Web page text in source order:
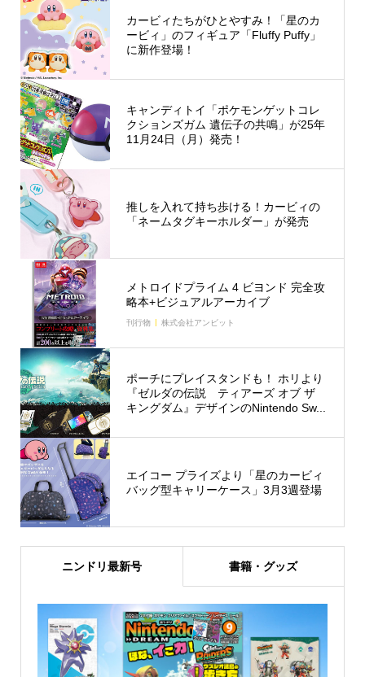
カービィたちがひとやすみ！「星のカ
ービィ」のフィギュア「Fluffy Puffy」
に新作登場！
キャンディトイ「ポケモンゲットコレ
クションズガム 遺伝子の共鳴」が25年
11月24日（月）発売！
推しを入れて持ち歩ける！カービィの
「ネームタグキーホルダー」が発売
メトロイドプライム 4 ビヨンド 完全攻
略本+ビジュアルアーカイブ
刊行物 株式会社アンビット
ポーチにプレイスタンドも！ ホリより
『ゼルダの伝説 ティアーズ オブ ザ
キングダム』デザインのNintendo Sw...
エイコー プライズより「星のカービィ
バッグ型キャリーケース」3月3週登場
ニンドリ最新号 書籍・グッズ